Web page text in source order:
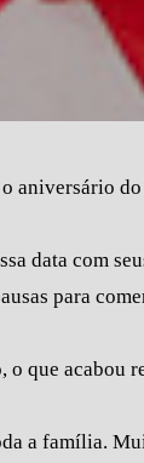
aniversário
data com
para
que acabou
a família.